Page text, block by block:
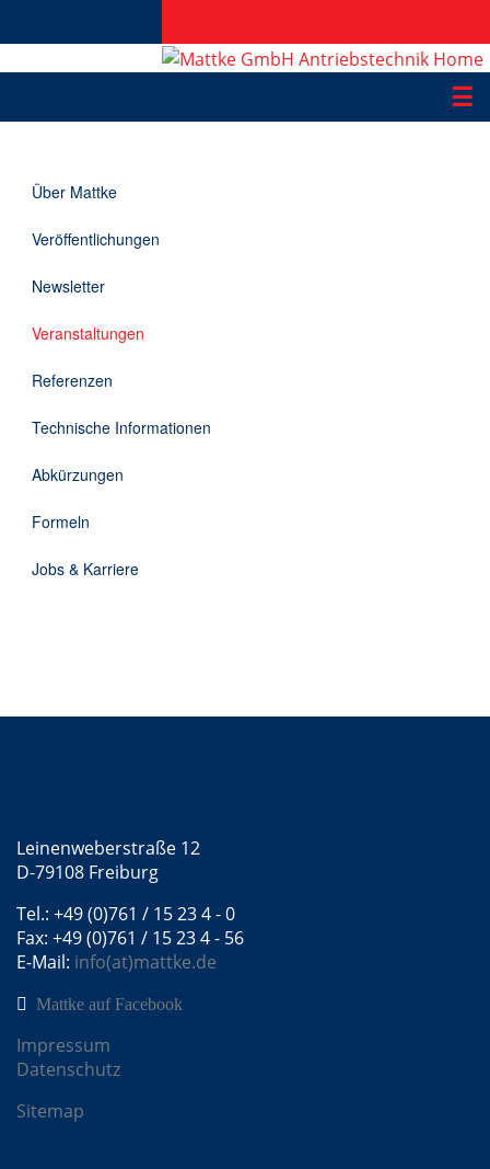
☰
Applikationen
Informationen
Downloads
Kontakt
Über Mattke
Veröffentlichungen
Newsletter
Veranstaltungen
Referenzen
Technische Informationen
Abkürzungen
Formeln
Jobs & Karriere
Leinenweberstraße 12
D-79108 Freiburg
Tel.: +49 (0)761 / 15 23 4 - 0
Fax: +49 (0)761 / 15 23 4 - 56
E-Mail: info(at)mattke.de
Mattke auf Facebook
Impressum
Datenschutz
Sitemap